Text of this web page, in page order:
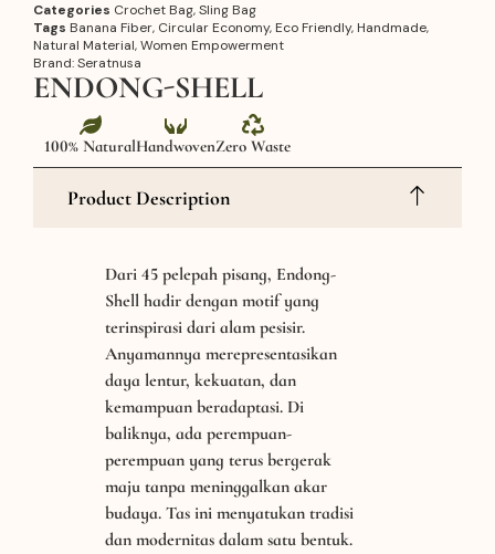
Categories Crochet Bag,Sling Bag
Tags Banana Fiber, Circular Economy, Eco Friendly, Handmade,
Natural Material,Women Empowerment
Brand:Seratnusa
ENDONG-SHELL
100% NaturalHandwovenZero Waste
Product Description
Dari 45 pelepah pisang, Endong-
Shell hadir dengan motif yang
terinspirasi dari alam pesisir.
Anyamannya merepresentasikan
daya lentur, kekuatan, dan
kemampuan beradaptasi. Di
baliknya, ada perempuan-
perempuan yang terus bergerak
maju tanpa meninggalkan akar
budaya. Tas ini menyatukan tradisi
dan modernitas dalam satu bentuk.